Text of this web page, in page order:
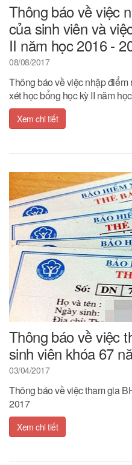
Thông báo về việc
của sinh viên và
II năm học 2016 -
08/08/2017
Thông báo về việc nhập
xét học bổng học kỳ II năm
Xem chi tiết
Thông báo về việc
sinh viên khóa 67
03/04/2017
Thông báo về việc tham gia
2017
Xem chi tiết